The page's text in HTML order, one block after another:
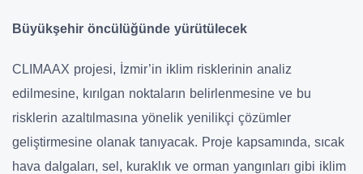
Büyükşehir öncülüğünde yürütülecek
CLIMAAX projesi, İzmir’in iklim risklerinin analiz
edilmesine, kırılgan noktaların belirlenmesine ve bu
risklerin azaltılmasına yönelik yenilikçi çözümler
geliştirmesine olanak tanıyacak. Proje kapsamında, sıcak
hava dalgaları, sel, kuraklık ve orman yangınları gibi iklim